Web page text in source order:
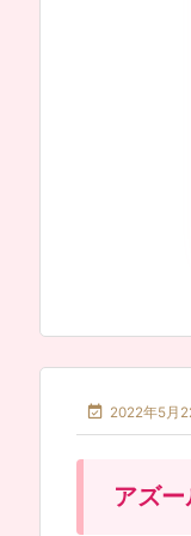
 2022年5月
アズ